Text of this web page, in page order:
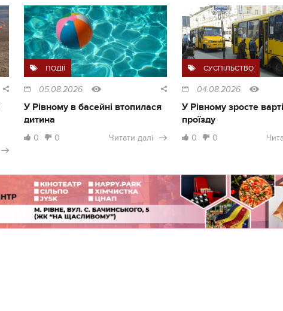
ПОДІЇ
05.08.2026
У Рівному в басейні втопилася
дитина
0 0 Читати далі
СУСПІЛЬСТВО
04.08.2026
У Рівному зросте
проїзду
0 0